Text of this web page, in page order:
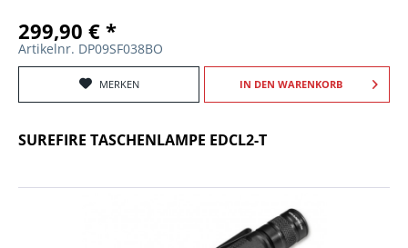
299,90 € *
Artikelnr. DP09SF038BO
MERKEN IN DEN WARENKORB
SUREFIRE TASCHENLAMPE EDCL2-T